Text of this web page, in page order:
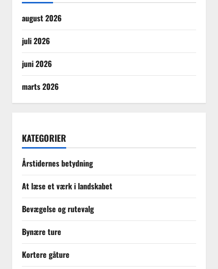
august 2026
juli 2026
juni 2026
marts 2026
KATEGORIER
Årstidernes betydning
At læse et værk i landskabet
Bevægelse og rutevalg
Bynære ture
Kortere gåture